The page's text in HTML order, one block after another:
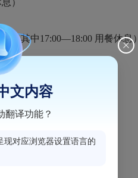
）
，其中17:00—18:00 用餐休息）
。
文内容
翻译功能？
现对应浏览器设置语言的